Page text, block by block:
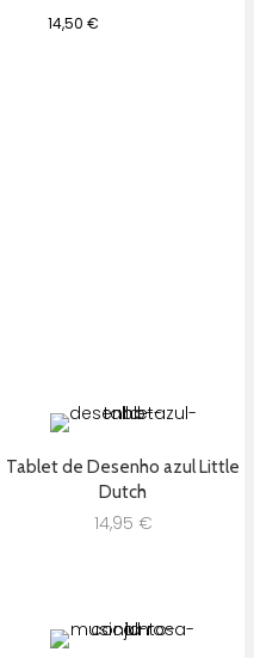
14,50 €
Tablet de Desenho azul Little
Dutch
14,95 €